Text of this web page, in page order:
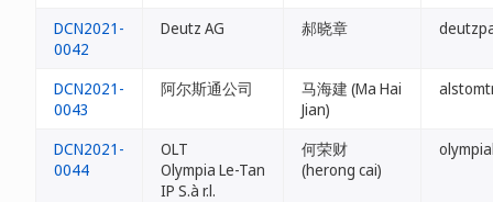
DCN2021-
0042
Deutz AG 郝晓章
DCN2021-
0043
阿尔斯通公司
马海建 (Ma Hai
Jian)
DCN2021-
0044
OLT
Olympia Le-Tan
IP S.à r.l.
何荣财
(herong cai)